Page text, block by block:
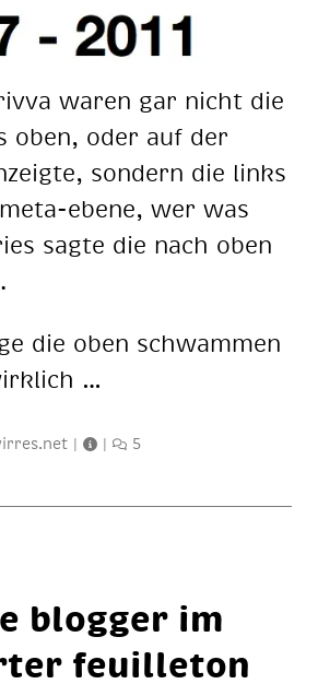
wa­ren gar nicht die
oben, oder auf der
son­dern die links
ebe­ne, wer was
sag­te die nach oben
die oben schwam­men
…
| | 5
blog­ger im
feuil­le­ton